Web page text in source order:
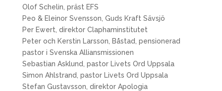
Olof Schelin, präst EFS
Peo & Eleinor Svensson, Guds Kraft Sävsjö
Per Ewert, direktor Claphaminstitutet
Peter och Kerstin Larsson, Båstad, pensionerad
pastor i Svenska Alliansmissionen
Sebastian Asklund, pastor Livets Ord Uppsala
Simon Ahlstrand, pastor Livets Ord Uppsala
Stefan Gustavsson, direktor Apologia